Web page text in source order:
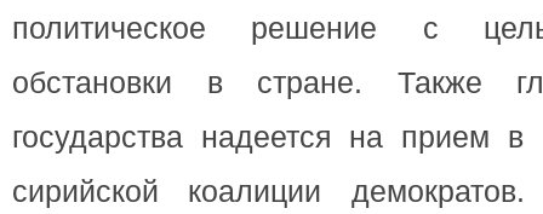
политическое решение с
обстановки в стране. Также
государства надеется на прием в
сирийской коалиции